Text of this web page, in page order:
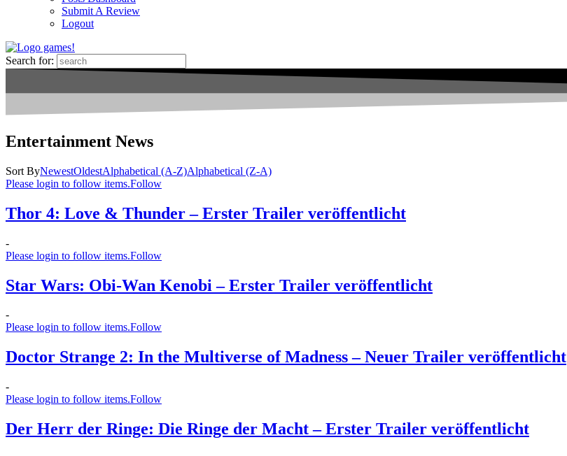
Submit A Review
Logout
Search for:
Entertainment News
Sort ByNewestOldestAlphabetical (A-Z)Alphabetical (Z-A)
Please login to follow items.Follow
Thor 4: Love & Thunder – Erster Trailer veröffentlicht
-
Please login to follow items.Follow
Star Wars: Obi-Wan Kenobi – Erster Trailer veröffentlicht
-
Please login to follow items.Follow
Doctor Strange 2: In the Multiverse of Madness – Neuer Trailer veröffentlicht
-
Please login to follow items.Follow
Der Herr der Ringe: Die Ringe der Macht – Erster Trailer veröffentlicht